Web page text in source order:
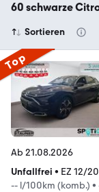
60 schwarze
Sortieren
Top
Ab 21.08.2026
Unfallfrei • EZ 12/
-- l/100km (komb.) •